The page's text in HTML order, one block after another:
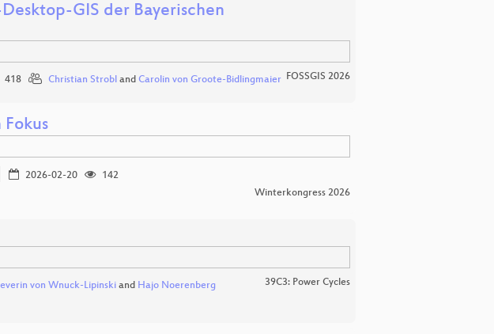
GIS der Bayerischen
418 Christian Strobland Carolin von Groote-Bidlingmaier FOSSGIS 2026
2026-02-20
142
Winterkongress 2026
von Wnuck-Lipinskiand Hajo Noerenberg 39C3: Power Cycles